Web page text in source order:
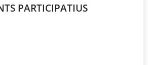
PARTICIPATIUS